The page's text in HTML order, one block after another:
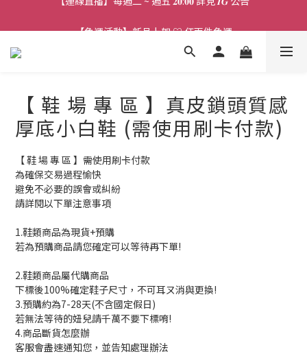
【免運活動】新品上架 ♡ 任兩件免運
【客服時段】平日 𝟏𝟎:𝟎𝟎 - 𝟏𝟕:𝟎𝟎 (例假日公休 敬請見諒)
【 鞋 場 專 區 】真皮鎖頭質感
厚底小白鞋 (需使用刷卡付款)
【 鞋 場 專 區 】需使用刷卡付款
為確保交易過程愉快
避免不必要的誤會或糾紛
請詳閱以下單注意事項
1.鞋類商品為現貨+預購
若為預購商品請您確定可以等待再下單!
2.鞋類商品屬代購商品
下標後100%確定鞋子尺寸，不可耳ㄡ消與更換!
3.預購約為7-28天(不含國定假日)
若無法等待的妞兒請千萬不要下標唷!
4.商品斷貨怎麼辦
客服會盡速通知您，並告知處理辦法